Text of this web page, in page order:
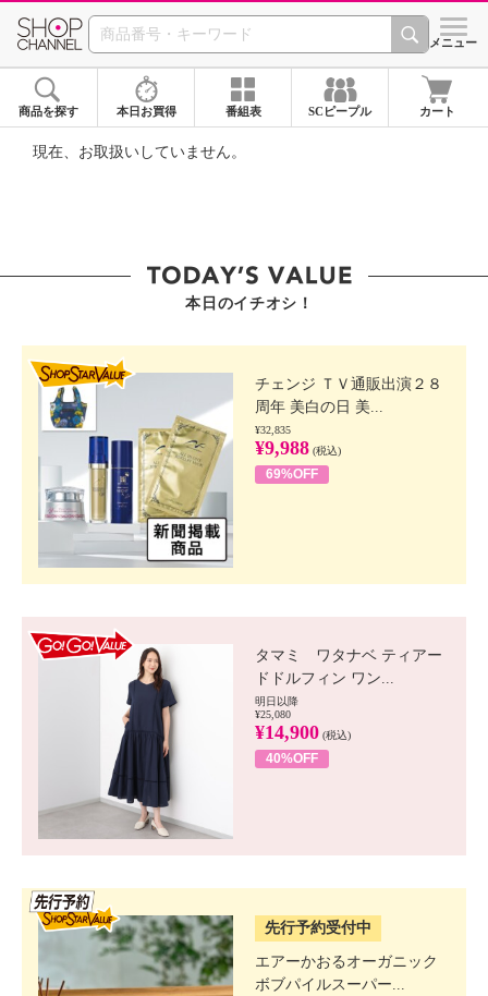
SHOP CHANNEL ショッ
メニュー
商品を探す 本日お買得 番組表 SCピープル カート
現在、お取扱いしていません。
本日のイチオシ！
チェンジ ＴＶ通販出演２８
周年 美白の日 美...
¥32,835
¥9,988 (税込)
69%OFF
タマミ ワタナベ ティアー
ドドルフィン ワン...
明日以降
¥25,080
¥14,900 (税込)
40%OFF
先行予約受付中
エアーかおるオーガニック
ボブパイルスーパー...